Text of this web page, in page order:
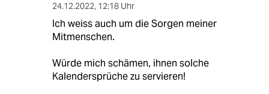
24.12.2022, 12:18 Uhr
Ich weiss auch um die Sorgen meiner
Mitmenschen.
Würde mich schämen, ihnen solche
Kalendersprüche zu servieren!